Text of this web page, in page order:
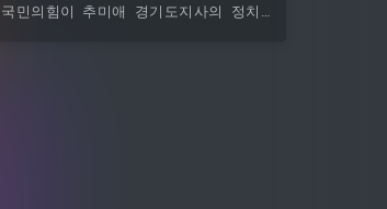
으로 발전시키겠다는 구상을 밝혔다. 다음
국민의힘이 추미애 경기도지사의 정치적